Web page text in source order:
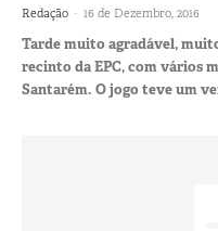
Redação - 16 de Dezembro, 2016
Tarde muito agradável,
recinto da EPC, com vários
Santarém. O jogo teve um